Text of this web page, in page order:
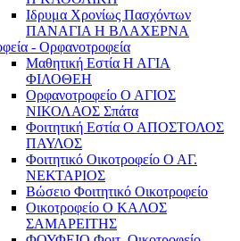
Ιδρυμα Χρονίως Πασχόντων
ΠΑΝΑΓΙΑ Η ΒΛΑΧΕΡΝΑ
- Ορφανοτροφεία
Μαθητική Εστία Η ΑΓΙΑ
ΦΙΛΟΘΕΗ
Ορφανοτροφείο Ο ΑΓΙΟΣ
ΝΙΚΟΛΑΟΣ Σπάτα
Φοιτητική Εστία Ο ΑΠΟΣΤΟΛΟΣ
ΠΑΥΛΟΣ
Φοιτητικό Οικοτροφείο Ο ΑΓ.
ΝΕΚΤΑΡΙΟΣ
Βώσειο Φοιτητικό Οικοτροφείο
Οικοτροφείο Ο ΚΑΛΟΣ
ΣΑΜΑΡΕΙΤΗΣ